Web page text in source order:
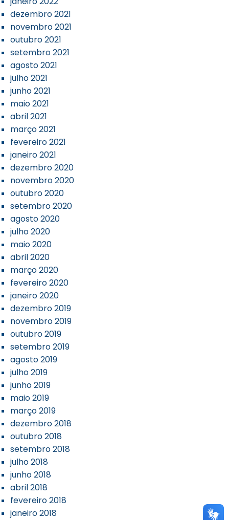
dezembro 2021
novembro 2021
outubro 2021
setembro 2021
agosto 2021
julho 2021
junho 2021
maio 2021
abril 2021
março 2021
fevereiro 2021
janeiro 2021
dezembro 2020
novembro 2020
outubro 2020
setembro 2020
agosto 2020
julho 2020
maio 2020
abril 2020
março 2020
fevereiro 2020
janeiro 2020
dezembro 2019
novembro 2019
outubro 2019
setembro 2019
agosto 2019
julho 2019
junho 2019
maio 2019
março 2019
dezembro 2018
outubro 2018
setembro 2018
julho 2018
junho 2018
abril 2018
fevereiro 2018
janeiro 2018